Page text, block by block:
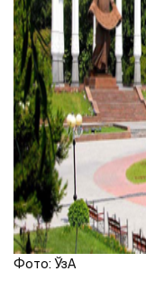
Фото: ЎзА